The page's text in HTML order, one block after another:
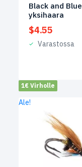
Black and Blue
yksihaara
$4.55
Varastossa
1€ Virholle
Ale!